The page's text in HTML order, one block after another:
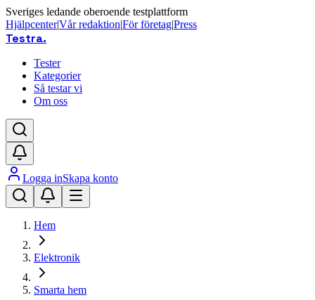
Sveriges ledande oberoende testplattform
Hjälpcenter|Vår redaktion|För företag|Press
Testra.
Tester
Kategorier
Så testar vi
Om oss
Logga inSkapa konto
Hem
Elektronik
Smarta hem